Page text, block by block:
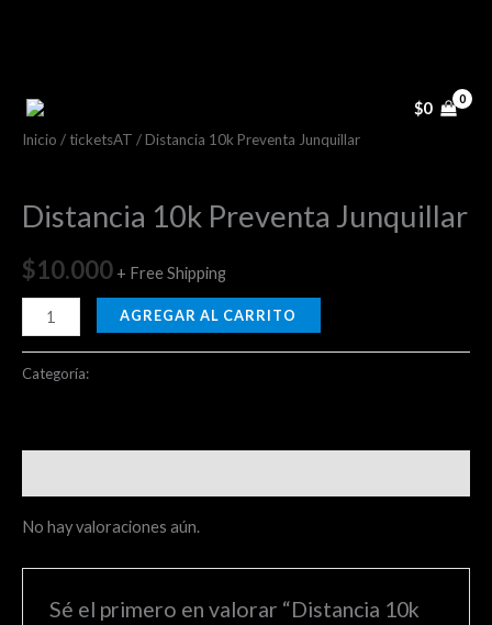
$0
Inicio /ticketsAT / Distancia 10k Preventa Junquillar
Distancia 10k Preventa Junquillar
$10.000 + Free Shipping
10k
Preventa
AGREGAR AL CARRITO
Categoría:
No hay valoraciones aún.
Sé el primero en valorar “Distancia 10k